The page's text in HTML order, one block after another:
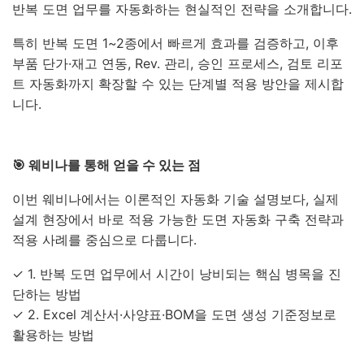
반복 도면 업무를 자동화하는 현실적인 전략을 소개합니다.
특히 반복 도면 1~2종에서 빠르게 효과를 검증하고, 이후
부품 단가·재고 연동, Rev. 관리, 승인 프로세스, 검토 리포
트 자동화까지 확장할 수 있는 단계별 적용 방안을 제시합
니다.
🎯 웨비나를 통해 얻을 수 있는 점
이번 웨비나에서는 이론적인 자동화 기술 설명보다, 실제
설계 현장에서 바로 적용 가능한 도면 자동화 구축 전략과
적용 사례를 중심으로 다룹니다.
✓ 1. 반복 도면 업무에서 시간이 낭비되는 핵심 병목을 진
단하는 방법
✓ 2. Excel 계산서·사양표·BOM을 도면 생성 기준정보로
활용하는 방법